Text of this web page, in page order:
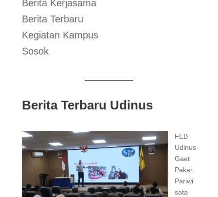
Berita Kerjasama
Berita Terbaru
Kegiatan Kampus
Sosok
Berita Terbaru Udinus
FEB
Udinus
Gaet
Pakar
Pariwi
sata